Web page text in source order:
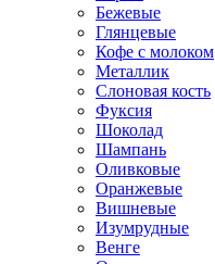
Бежевые
Глянцевые
Кофе с молоком
Металлик
Слоновая кость
Фуксия
Шоколад
Шампань
Оливковые
Оранжевые
Вишневые
Изумрудные
Венге